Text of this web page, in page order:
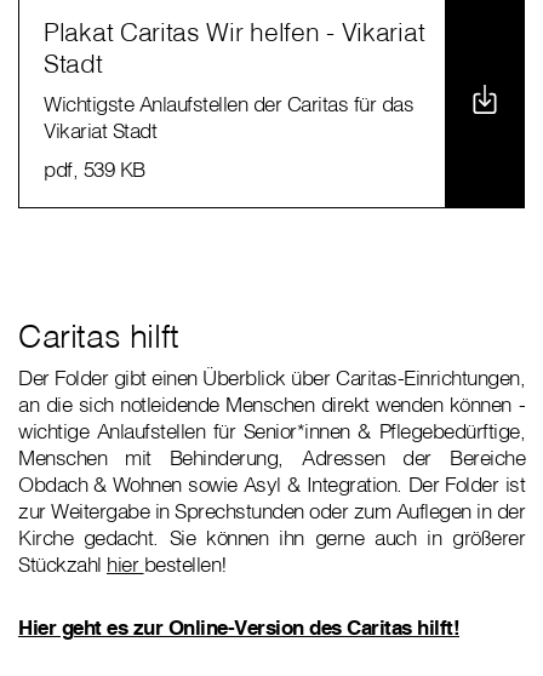
Plakat Caritas Wir helfen - Vikariat
Stadt
Wichtigste Anlaufstellen der Caritas für das
Vikariat Stadt
pdf, 539 KB
Caritas hilft
Der Folder gibt einen Überblick über Caritas-Einrichtungen,
an die sich notleidende Menschen direkt wenden können -
wichtige Anlaufstellen für Senior*innen & Pflegebedürftige,
Menschen mit Behinderung, Adressen der Bereiche
Obdach & Wohnen sowie Asyl & Integration. Der Folder ist
zur Weitergabe in Sprechstunden oder zum Auflegen in der
Kirche gedacht. Sie können ihn gerne auch in größerer
Stückzahl hier bestellen!
Hier geht es zur Online-Version des Caritas hilft!